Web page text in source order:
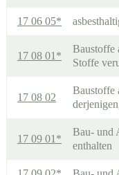
17 06 05*
17 08 01*
Baustoffe
Stoffe
17 08 02
Baustoffe
17 09 01*
Bau- und
enthalten